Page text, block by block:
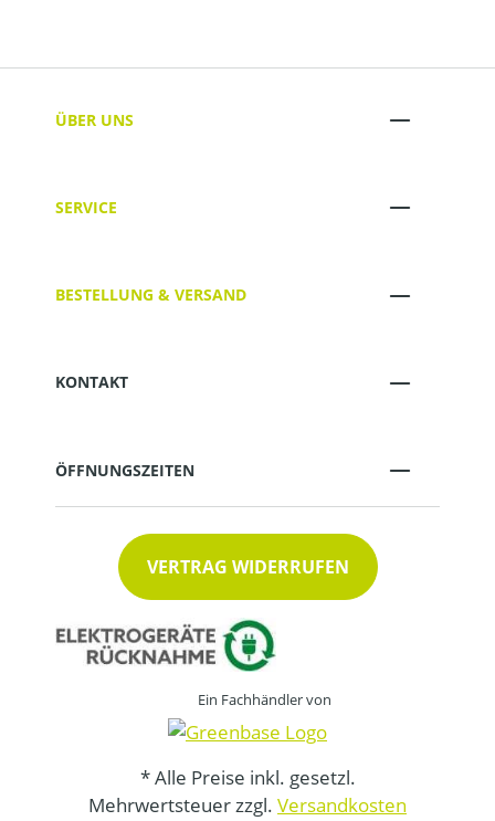
ÜBER UNS
SERVICE
BESTELLUNG & VERSAND
KONTAKT
ÖFFNUNGSZEITEN
VERTRAG WIDERRUFEN
Ein Fachhändler von
* Alle Preise inkl. gesetzl.
Mehrwertsteuer zzgl. Versandkosten